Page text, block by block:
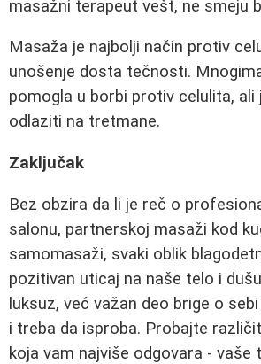
masažni terapeut vešt, ne smeju
Masaža je najbolji način protiv
unošenje dosta tečnosti.
pomogla u borbi protiv celulita, ali
odlaziti na tretmane.
Zaključak
Bez obzira da li je reč o
salonu, partnerskoj masaži kod
samomasaži, svaki oblik
pozitivan uticaj na naše telo i
luksuz, već važan deo brige o
i treba da isproba. Probajte
koja vam najviše odgovara - vaše